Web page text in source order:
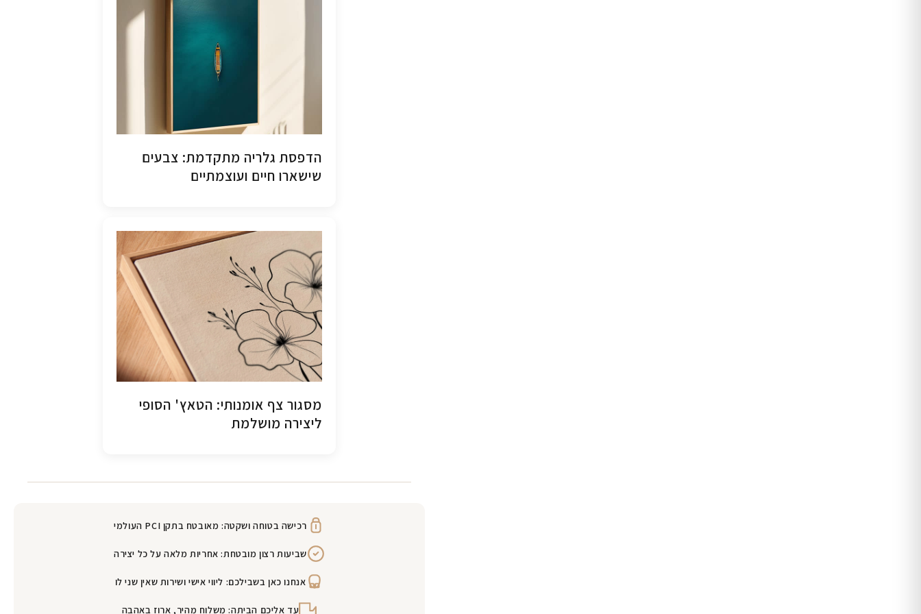
הדפסת גלריה מתקדמת: צבעים
שישארו חיים ועוצמתיים
מסגור צף אומנותי: הטאץ' הסופי
ליצירה מושלמת
רכישה בטוחה ושקטה: מאובטח בתקן PCI העולמי
שביעות רצון מובטחת: אחריות מלאה על כל יצירה
אנחנו כאן בשבילכם: ליווי אישי ושירות שאין שני לו
עד אליכם הביתה: משלוח מהיר, ארוז באהבה